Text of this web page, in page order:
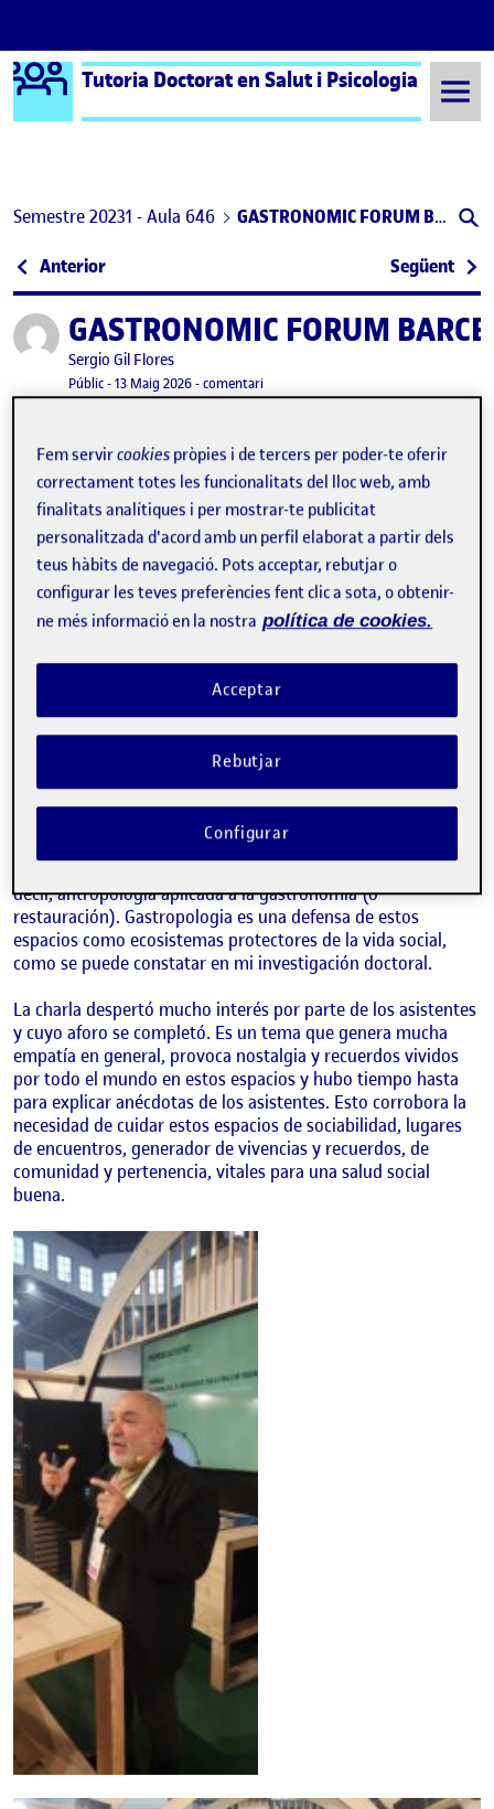
Saltar al contingut
Logo Ágora
Tutoria Doctorat en Salut i Psicologia
Semestre 20231 - Aula 646 GASTRONOMIC FORUM BARCELONA 2025
Navegació d'entrades
Anterior: Antropologia del Bar. La última constante en
Següent: I
Publicat perGASTRONOMIC FORUM
Publicat per
Sergio Gil Flores
Visibilitat:
Públic-Data de publicació
13 Maig 202613 maig, 2026 5:10 pm
-comentariel GASTRONOMIC FORUM BARCELONA
GASTRONOMIC FORUM BARCELONA 25. Fira de Barcelona
3,4 y 5 de noviembre de 2025
Ponencia Gastroantropología: El restaurante como
finalidad social. Los restaurantes como espacios de salud,
identidad y comunidad.
Desde el equipo de Fundación Restaurantes Sostenibles,
organización que presido, coordinamos el “Aula de
Alimentación Sostenible” en el marco del Gastronomic
Forum Barcelona 2025, un espacio polivalente dedicado a
ponencias, mesas redondas, presentaciones y talleres en
torno al mundo de la Gastronomia Sostenible.
La ponencia que protagonicé, giró entorno a Gastropologia,
la disciplina que vengo defendiendo e investigando desde
hace más de diez años y que versa sobre el estudio del
comportamiento humano en el espacio bar-restaurante, es
decir, antropología aplicada a la gastronomía (o
restauración). Gastropologia es una defensa de estos
espacios como ecosistemas protectores de la vida social,
como se puede constatar en mi investigación doctoral.
La charla despertó mucho interés por parte de los asistentes
y cuyo aforo se completó. Es un tema que genera mucha
empatía en general, provoca nostalgia y recuerdos vividos
por todo el mundo en estos espacios y hubo tiempo hasta
para explicar anécdotas de los asistentes. Esto corrobora la
necesidad de cuidar estos espacios de sociabilidad, lugares
de encuentros, generador de vivencias y recuerdos, de
comunidad y pertenencia, vitales para una salud social
buena.
Fem servircookies pròpies i de tercers per poder-te oferir
correctament totes les funcionalitats del lloc web, amb
finalitats analítiques i per mostrar-te publicitat
personalitzada d'acord amb un perfil elaborat a partir dels
teus hàbits de navegació. Pots acceptar, rebutjar o
configurar les teves preferències fent clic a sota, o obtenir-
ne més informació en la nostra política de cookies.
Rebutjar
Acceptar
Configurar